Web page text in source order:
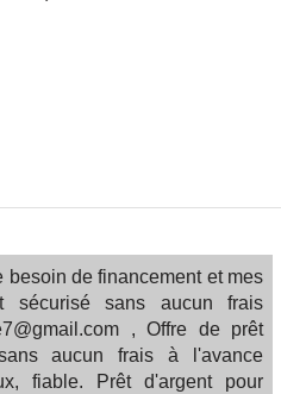
de financement et mes
sécurisé sans aucun frais
, Offre de prêt
aucun frais à l'avance
fiable. Prêt d'argent pour